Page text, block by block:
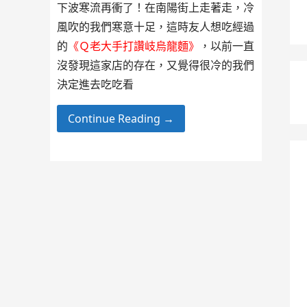
下波寒流再衝了！在南陽街上走著走，冷
風吹的我們寒意十足，這時友人想吃經過
的 《Ｑ老大手打讚岐烏龍麵》
，以前一直
沒發現這家店的存在，又覺得很冷的我們
決定進去吃吃看
Continue Reading →